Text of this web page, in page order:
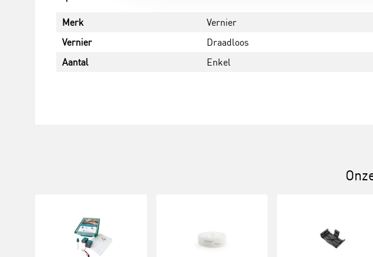
Merk
Vernier
Vernier
Draadloos
Aantal
Enkel